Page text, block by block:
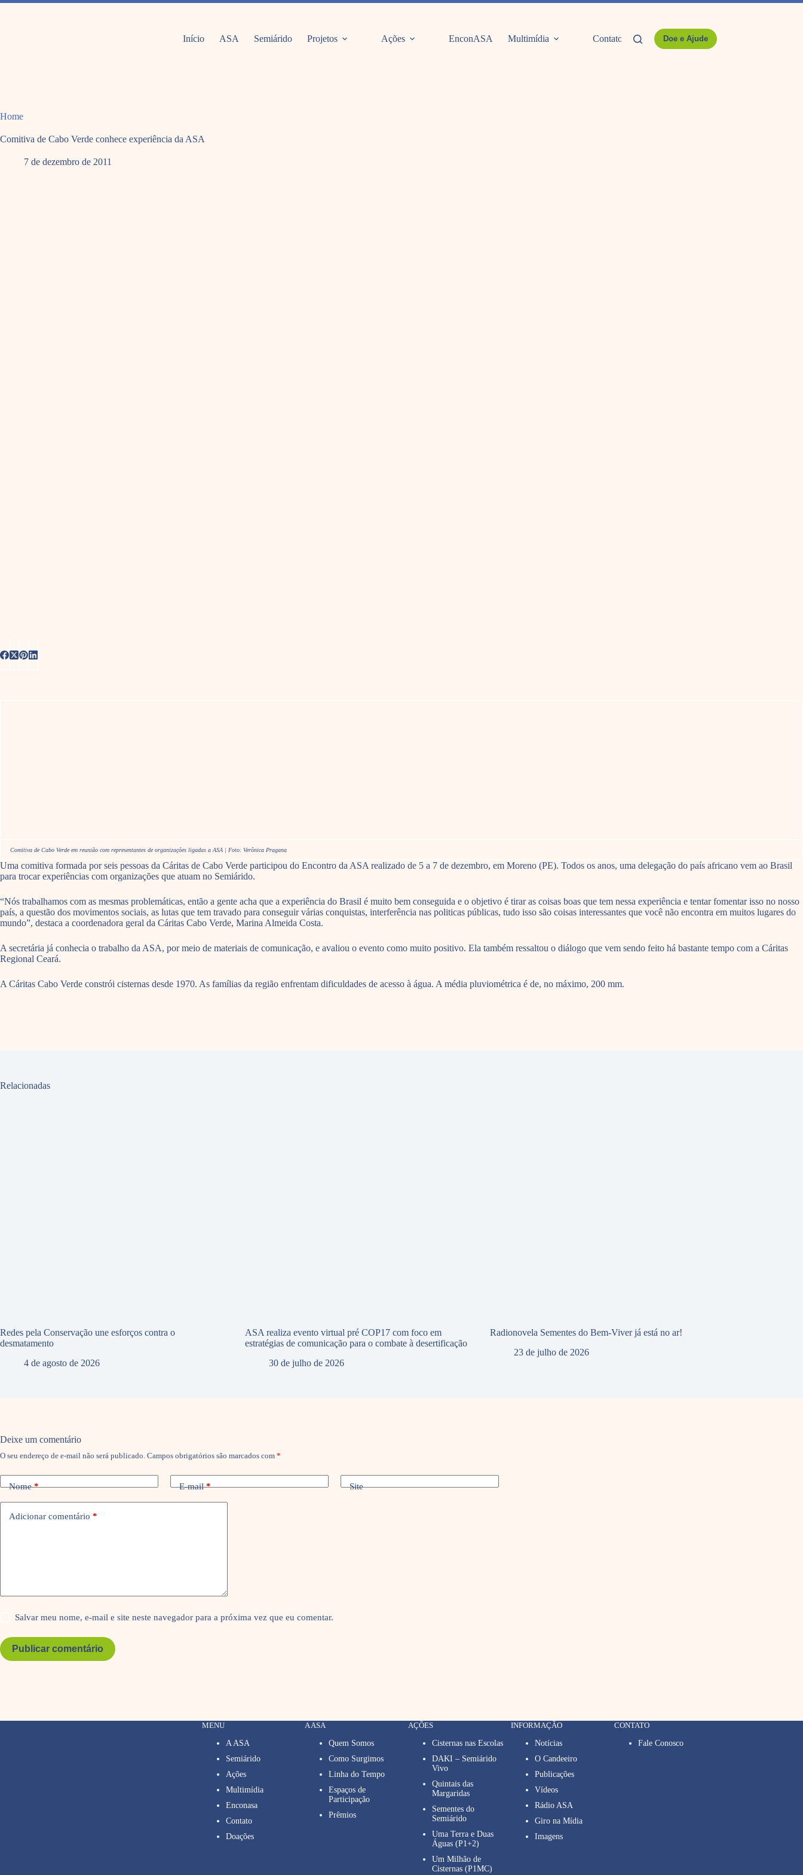
Pular
Início ASA Semiárido Projetos Ações EnconASA Multimídia Contato Doe e Ajude
Home
Comitiva de Cabo Verde conhece experiência da ASA
7 de dezembro de 2011
Comitiva de Cabo Verde em reunião com representantes de organizações ligadas a ASA | Foto: Verônica Pragana
Uma comitiva formada por seis pessoas da Cáritas de Cabo Verde participou do Encontro da ASA realizado de 5 a 7 de dezembro, em Moreno (PE). Todos os anos, uma delegação do país africano vem ao Brasil
para trocar experiências com organizações que atuam no Semiárido.
“Nós trabalhamos com as mesmas problemáticas, então a gente acha que a experiência do Brasil é muito bem conseguida e o objetivo é tirar as coisas boas que tem nessa experiência e tentar fomentar isso no nosso
país, a questão dos movimentos sociais, as lutas que tem travado para conseguir várias conquistas, interferência nas politicas públicas, tudo isso são coisas interessantes que você não encontra em muitos lugares do
mundo”, destaca a coordenadora geral da Cáritas Cabo Verde, Marina Almeida Costa.
A secretária já conhecia o trabalho da ASA, por meio de materiais de comunicação, e avaliou o evento como muito positivo. Ela também ressaltou o diálogo que vem sendo feito há bastante tempo com a Cáritas
Regional Ceará.
A Cáritas Cabo Verde constrói cisternas desde 1970. As famílias da região enfrentam dificuldades de acesso à água. A média pluviométrica é de, no máximo, 200 mm.
Relacionadas
Redes pela Conservação une esforços contra o
desmatamento
4 de agosto de 2026
ASA realiza evento virtual pré COP17 com foco em
estratégias de comunicação para o combate à desertificação
30 de julho de 2026
Radionovela Sementes do Bem-Viver já está no ar!
23 de julho de 2026
Deixe um comentário
O seu endereço de e-mail não será publicado. Campos obrigatórios são marcados com *
Nome* E-mail* Site
Adicionar comentário *
Salvar meu nome, e-mail e site neste navegador para a próxima vez que eu comentar.
Publicar comentário
MENU
A ASA
Semiárido
Ações
Multimídia
Enconasa
Contato
Doações
A ASA
Quem Somos
Como Surgimos
Linha do Tempo
Espaços de
Participação
Prêmios
AÇÕES
Cisternas nas Escolas
DAKI – Semiárido
Vivo
Quintais das
Margaridas
Sementes do
Semiárido
Uma Terra e Duas
Águas (P1+2)
Um Milhão de
Cisternas (P1MC)
INFORMAÇÃO
Notícias
O Candeeiro
Publicações
Vídeos
Rádio ASA
Giro na Mídia
Imagens
CONTATO
Fale Conosco